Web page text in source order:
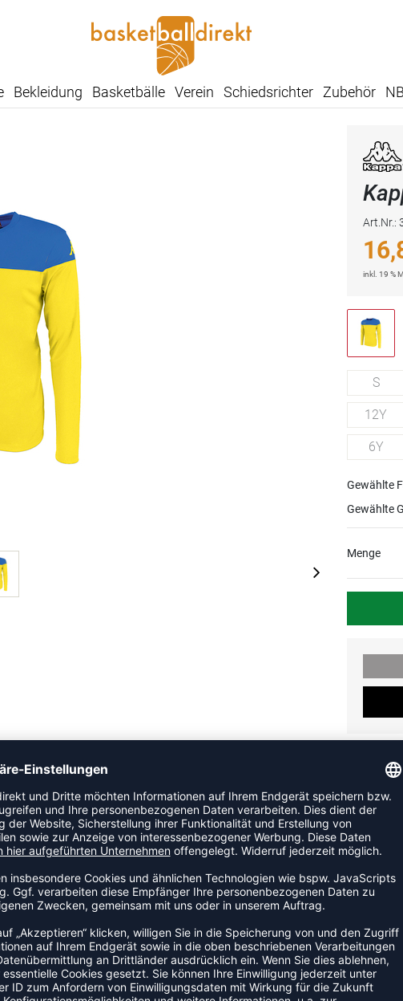
Bekleidung Basketbälle Verein Schiedsrichter Zubehör
Art.Nr.:
inkl. 19 %
S
12Y
6Y
Gewählte
Gewählte
Menge
und der color-block- optik. Das Trikot verfügt
Ausschnitt. Die Atmungsaktivität wird durch ein
ZULETZT ANGESEHEN